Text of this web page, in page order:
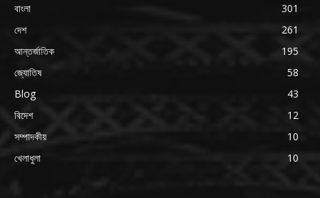
বাংলা
301
দেশ
261
আন্তর্জাতিক
195
জ্যোতিষ
58
Blog
43
বিদেশ
12
সম্পাদকীয়
10
খেলাধুলা
10